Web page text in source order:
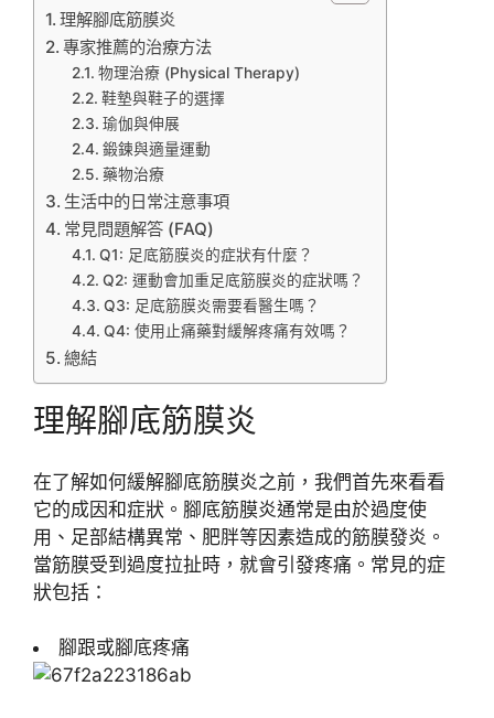
理解腳底筋膜炎
專家推薦的治療方法
物理治療 (Physical Therapy)
鞋墊與鞋子的選擇
瑜伽與伸展
鍛鍊與適量運動
藥物治療
生活中的日常注意事項
常見問題解答 (FAQ)
Q1: 足底筋膜炎的症狀有什麼？
Q2: 運動會加重足底筋膜炎的症狀嗎？
Q3: 足底筋膜炎需要看醫生嗎？
Q4: 使用止痛藥對緩解疼痛有效嗎？
總結
理解腳底筋膜炎
在了解如何緩解腳底筋膜炎之前，我們首先來看看
它的成因和症狀。腳底筋膜炎通常是由於過度使
用、足部結構異常、肥胖等因素造成的筋膜發炎。
當筋膜受到過度拉扯時，就會引發疼痛。常見的症
狀包括：
腳跟或腳底疼痛